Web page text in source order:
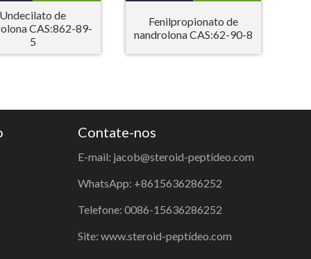
Undecilato de
CAS:862-89-
5
Fenilpropionato de
nandrolona CAS:62-90-8
Contate-nos
E-mail: jacob@steroid-peptídeo.com
WhatsApp: +8615636286252
Telefone: 0086-15636286252
Site: www.steroid-peptídeo.com